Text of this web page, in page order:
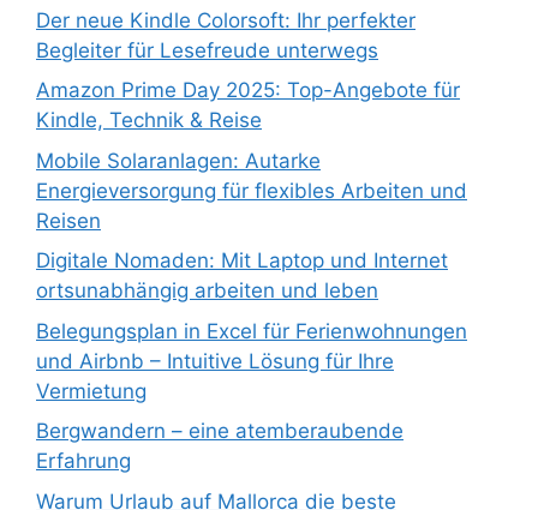
Der neue Kindle Colorsoft: Ihr perfekter
Begleiter für Lesefreude unterwegs
Amazon Prime Day 2025: Top-Angebote für
Kindle, Technik & Reise
Mobile Solaranlagen: Autarke
Energieversorgung für flexibles Arbeiten und
Reisen
Digitale Nomaden: Mit Laptop und Internet
ortsunabhängig arbeiten und leben
Belegungsplan in Excel für Ferienwohnungen
und Airbnb – Intuitive Lösung für Ihre
Vermietung
Bergwandern – eine atemberaubende
Erfahrung
Warum Urlaub auf Mallorca die beste